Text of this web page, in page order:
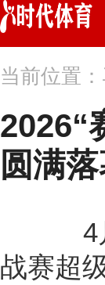
当前位置
2026“
圆满
4月
战赛超